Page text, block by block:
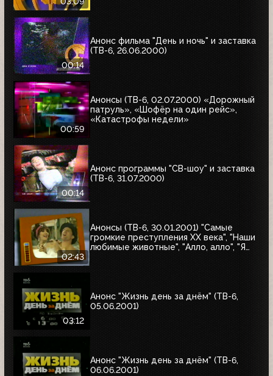
00:14
Анонс фильма "День и ночь" и заставка
(ТВ-6, 26.06.2000)
00:59
Анонсы (ТВ-6, 02.07.2000) «Дорожный
патруль», «Шофёр на один рейс»,
«Катастрофы недели»
00:14
Анонс программы "СВ-шоу" и заставка
(ТВ-6, 31.07.2000)
02:43
Анонсы (ТВ-6, 30.01.2001) "Самые
громкие преступления XX века", "Наши
любимые животные", "Алло, алло", "Я
03:12
Анонс "Жизнь день за днём" (ТВ-6,
05.06.2001)
Анонс "Жизнь день за днём" (ТВ-6,
06.06.2001)